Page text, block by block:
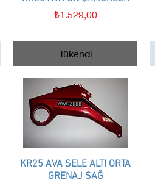
Fiyat
₺1.529,00
Tükendi
Hızlı Bakış
KR25 AVA SELE ALTI ORTA
GRENAJ SAĞ